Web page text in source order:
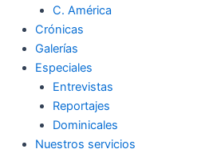
C. América
Crónicas
Galerías
Especiales
Entrevistas
Reportajes
Dominicales
Nuestros servicios